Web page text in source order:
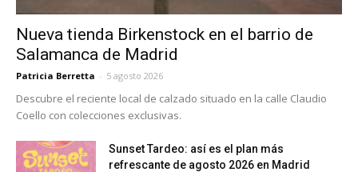
Nueva tienda Birkenstock en el barrio de
Salamanca de Madrid
Patricia Berretta - 5 agosto 2026
Descubre el reciente local de calzado situado en la calle Claudio
Coello con colecciones exclusivas.
Sunset Tardeo: así es el plan más
refrescante de agosto 2026 en Madrid